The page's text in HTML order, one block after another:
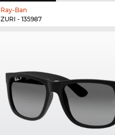
Ray-Ban
ZURI - 135987